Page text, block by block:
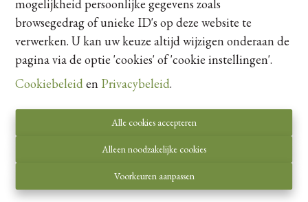
mogelijkheid persoonlijke gegevens zoals
browsegedrag of unieke ID's op deze website te
verwerken. U kan uw keuze altijd wijzigen onderaan de
pagina via de optie 'cookies' of 'cookie instellingen'.
Cookiebeleid en Privacybeleid.
Alle cookies accepteren
Alleen noodzakelijke cookies
Voorkeuren aanpassen
op kantoor.
Beroepsinstituut van Vastgoedmakelaars,